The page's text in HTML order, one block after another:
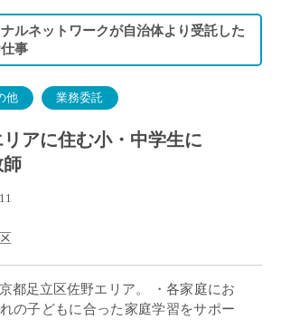
ルネットワークが自治体より受託した
事
他 業務委託
アに住む小・中学生に
都足立区佐野エリア。 ・各家庭にお
の子どもに合った家庭学習をサポー